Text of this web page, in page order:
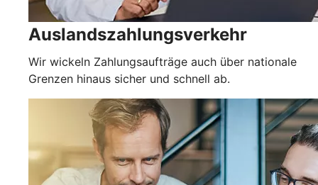
Auslandszahlungsverkehr
Wir wickeln Zahlungsaufträge auch über nationale
Grenzen hinaus sicher und schnell ab.